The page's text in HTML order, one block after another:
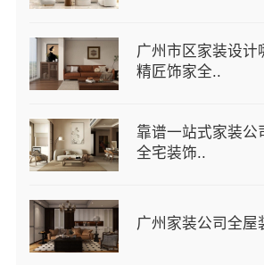
广州市区家装设计
精匠饰家全..
靠谱一站式家装公
全宅装饰..
广州家装公司全屋